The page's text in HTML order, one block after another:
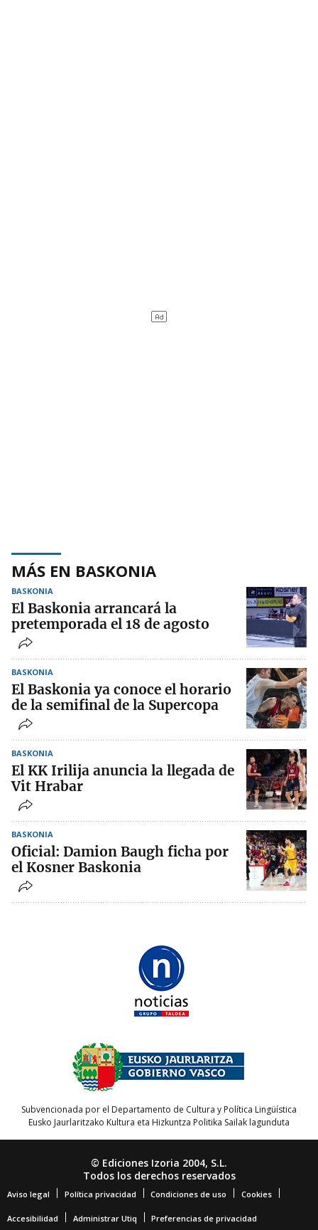
MÁS EN BASKONIA
BASKONIA
El Baskonia arrancará la
pretemporada el 18 de agosto
BASKONIA
El Baskonia ya conoce el horario
de la semifinal de la Supercopa
BASKONIA
El KK Irilija anuncia la llegada de
Vit Hrabar
BASKONIA
Oficial: Damion Baugh ficha por
el Kosner Baskonia
Subvencionada por el Departamento de Cultura y Política Lingüística
Eusko Jaurlaritzako Kultura eta Hizkuntza Politika Sailak lagunduta
© Ediciones Izoria 2004, S.L.
Todos los derechos reservados
Aviso legal Política privacidad Condiciones de uso Cookies
Accesibilidad Administrar Utiq Preferencias de privacidad